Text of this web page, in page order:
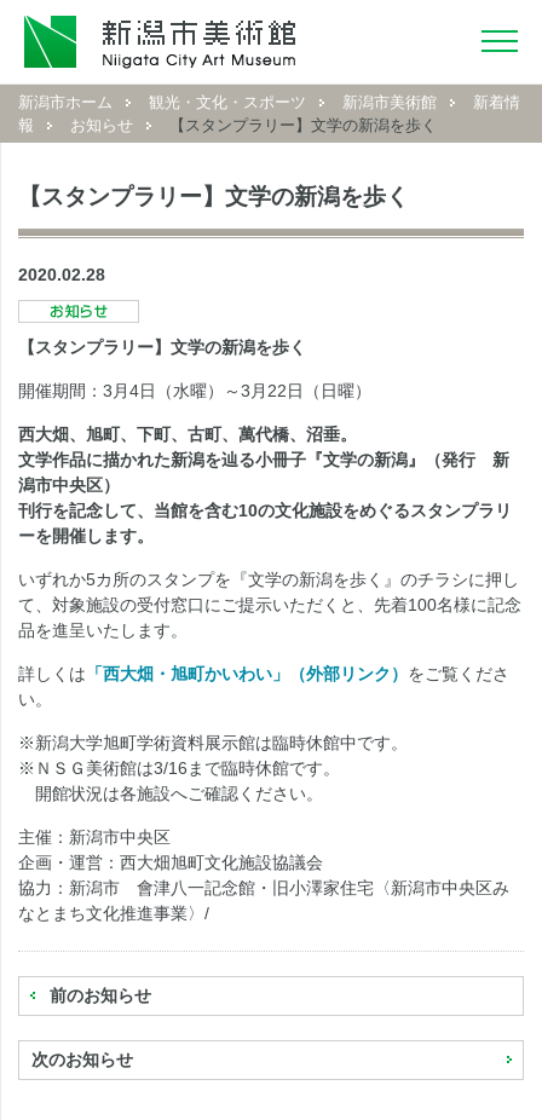
新潟市ホーム 観光・文化・スポーツ 新潟市美術館
新着情
報
お知らせ 【スタンプラリー】文学の新潟を歩く
【スタンプラリー】文学の新潟を歩く
2020.02.28
【スタンプラリー】文学の新潟を歩く
開催期間：3月4日（水曜）～3月22日（日曜）
西大畑、旭町、下町、古町、萬代橋、沼垂。
文学作品に描かれた新潟を辿る小冊子『文学の新潟』（発行 新
潟市中央区）
刊行を記念して、当館を含む10の文化施設をめぐるスタンプラリ
ーを開催します。
いずれか5カ所のスタンプを『文学の新潟を歩く』のチラシに押し
て、対象施設の受付窓口にご提示いただくと、先着100名様に記念
品を進呈いたします。
詳しくは 「西大畑・旭町かいわい」（外部リンク） をご覧くださ
い。
※新潟大学旭町学術資料展示館は臨時休館中です。
※ＮＳＧ美術館は3/16まで臨時休館です。
開館状況は各施設へご確認ください。
主催：新潟市中央区
企画・運営：西大畑旭町文化施設協議会
協力：新潟市 會津八一記念館・旧小澤家住宅〈新潟市中央区み
なとまち文化推進事業〉/
前のお知らせ
次のお知らせ